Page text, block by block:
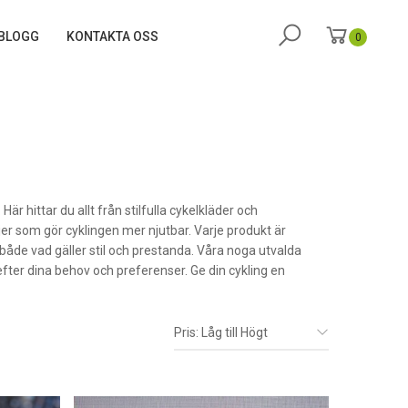
KONTAKTA OSS 0
hittar du allt från stilfulla cykelkläder och
som gör cyklingen mer njutbar. Varje produkt är
vad gäller stil och prestanda. Våra noga utvalda
dina behov och preferenser. Ge din cykling en
Pris: Låg till Högt